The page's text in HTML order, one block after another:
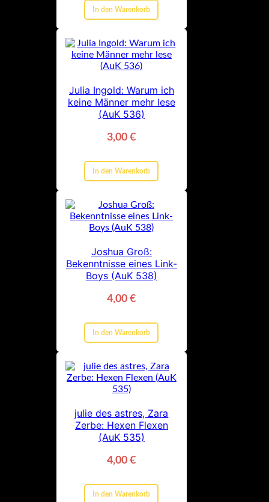
In den Warenkorb
Julia Ingold: Warum ich
keine Männer mehr lese
(AuK 536)
3,00€
In den Warenkorb
Joshua Groß:
Bekenntnisse eines Link-
Boys (AuK 538)
4,00€
In den Warenkorb
julie des astres, Zara
Zerbe: Hexen Flexen
(AuK 535)
4,00€
In den Warenkorb